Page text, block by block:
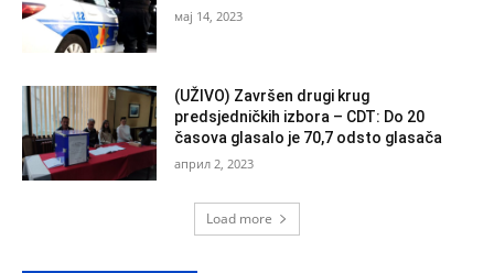
мај 14, 2023
(UŽIVO) Završen drugi krug
predsjedničkih izbora – CDT: Do 20
časova glasalo je 70,7 odsto glasača
април 2, 2023
Load more